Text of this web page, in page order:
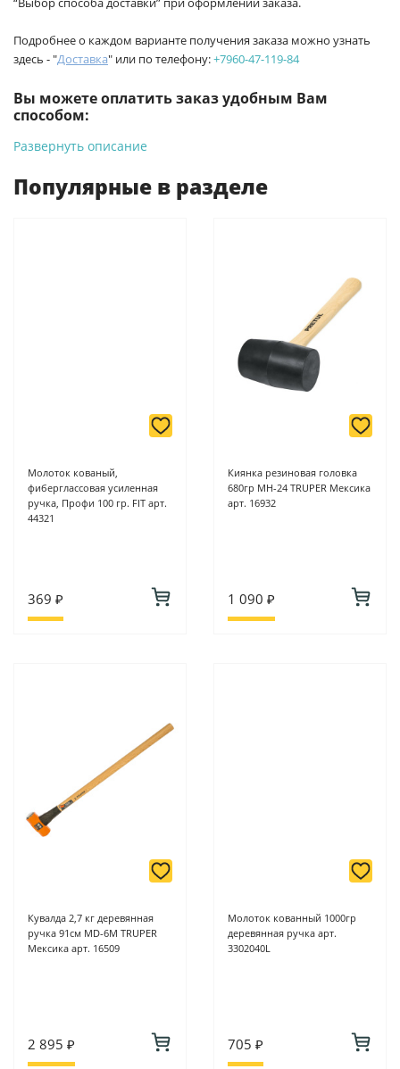
Подробнее о каждом варианте получения заказа можно узнать
здесь - "Доставка" или по телефону:+7960-47-119-84
Вы можете оплатить заказ удобным Вам
способом:
-Банковской картой на сайте ProffЭлектро. Данный вид
Для юридических лиц: переводом на расчетный счет при
Подробнее о способах оплаты можно узнать здесь - "Оплата"
Развернуть описание
Популярные в разделе
Молоток кованый,
фиберглассовая усиленная
ручка, Профи 100 гр. FIT арт.
44321
369 ₽
Киянка резиновая головка
680гр MH-24 TRUPER Мексика
арт. 16932
1 090 ₽
Кувалда 2,7 кг деревянная
ручка 91см MD-6M TRUPER
Мексика арт. 16509
2 895 ₽
Молоток кованный 1000гр
деревянная ручка арт.
3302040L
705 ₽